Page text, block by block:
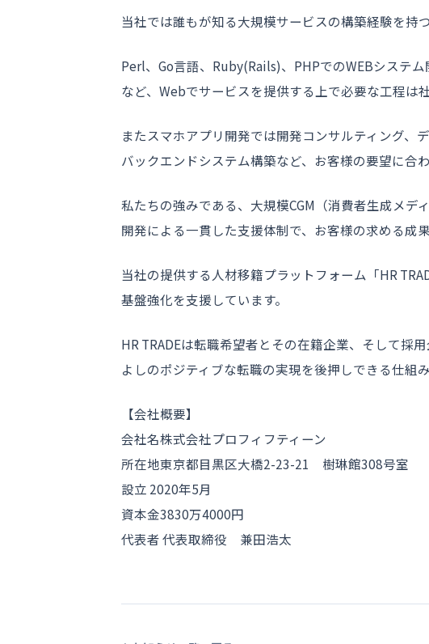
当社では誰もが知る大規模サービスの構築経験を持
Perl、Go言語、Ruby(Rails)、PHPでのWEBシステ
など、Webでサービスを提供する上で必要な工程は
またスマホアプリ開発では開発コンサルティング
バックエンドシステム構築など、お客様の要望に合
私たちの強みである、大規模CGM（消費者生成メ
開発による一貫した支援体制で、お客様の求める成
当社の提供する人材移籍プラットフォーム「HR
基盤強化を支援しています。
HR TRADEは転職希望者とその在籍企業、そして採
よしのポジティブな転職の実現を後押しできる仕組
【会社概要】
会社名株式会社プロフィフティーン
所在地東京都目黒区大橋2-23-21 樹琳館308号室
設立 2020年5月
資本金3830万4000円
代表者 代表取締役 兼田浩太